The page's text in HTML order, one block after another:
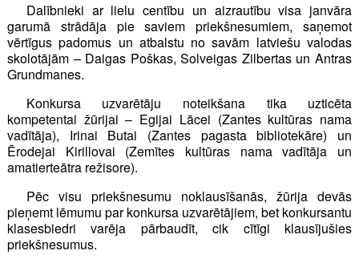
Dalībnieki ar lielu centību un aizrautību visa janvāra
garumā strādāja pie saviem priekšnesumiem, saņemot
vērtīgus padomus un atbalstu no savām latviešu valodas
skolotājām – Daigas Poškas, Solveigas Zilbertas un Antras
Grundmanes.
Konkursa uzvarētāju noteikšana tika uzticēta
kompetentai žūrijai – Egijai Lācei (Zantes kultūras nama
vadītāja), Irinai Butai (Zantes pagasta bibliotekāre) un
Ērodejai Kirillovai (Zemītes kultūras nama vadītāja un
amatierteātra režisore).
Pēc visu priekšnesumu noklausīšanās, žūrija devās
pieņemt lēmumu par konkursa uzvarētājiem, bet konkursantu
klasesbiedri varēja pārbaudīt, cik cītīgi klausījušies
priekšnesumus.